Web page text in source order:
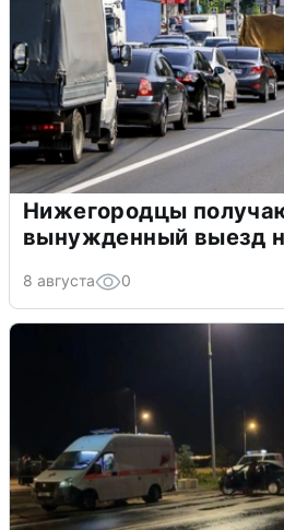
Нижегородцы
вынужденный выезд
8 августа 0